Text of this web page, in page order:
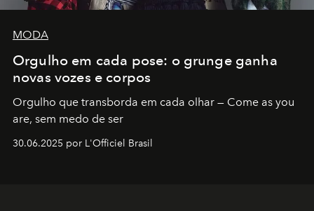
MODA
Orgulho em cada pose: o grunge ganha
novas vozes e corpos
Orgulho que transborda em cada olhar — Come as you
are, sem medo de ser
30.06.2025 por L'Officiel Brasil